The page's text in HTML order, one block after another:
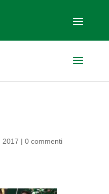
2017 | 0 commenti